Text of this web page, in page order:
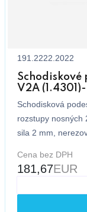
191.2222.2022
Schodiskové
V2A
Schodisková
rozstupy nosných
sila 2 mm,
Cena bez DPH
181,67EUR